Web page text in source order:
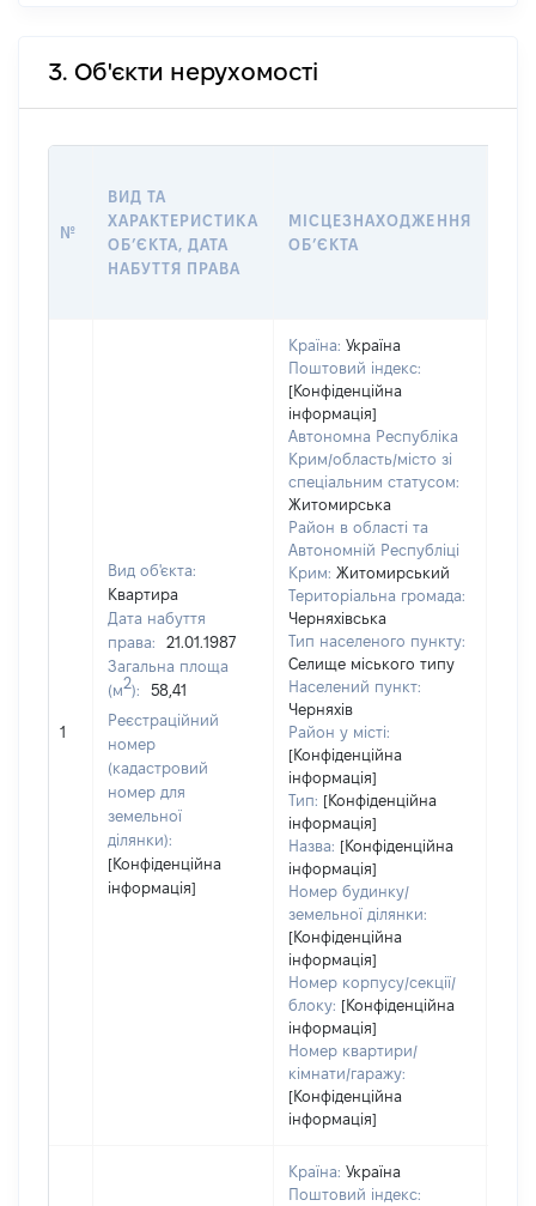
3. Об'єкти нерухомості
№
ВИД ТА
ХАРАКТЕРИСТИКА
ОБʼЄКТА, ДАТА
НАБУТТЯ ПРАВА
МІСЦЕЗНАХОДЖЕННЯ
ОБʼЄКТА
1
Вид об'єкта:
Квартира
Дата набуття
права:
21.01.1987
Загальна площа
(м2):
58,41
Реєстраційний
номер
(кадастровий
номер для
земельної
ділянки):
[Конфіденційна
інформація]
Країна: Україна
Поштовий індекс:
[Конфіденційна
інформація]
Автономна Республіка
Крим/область/місто зі
спеціальним статусом:
Житомирська
Район в області та
Автономній Республіці
Крим: Житомирський
Територіальна громада:
Черняхівська
Тип населеного пункту:
Селище міського типу
Населений пункт:
Черняхів
Район у місті:
[Конфіденційна
інформація]
Тип: [Конфіденційна
інформація]
Назва: [Конфіденційна
інформація]
Номер будинку/
земельної ділянки:
[Конфіденційна
інформація]
Номер корпусу/секції/
блоку: [Конфіденційна
інформація]
Номер квартири/
кімнати/гаражу:
[Конфіденційна
інформація]
Країна: Україна
Поштовий індекс: